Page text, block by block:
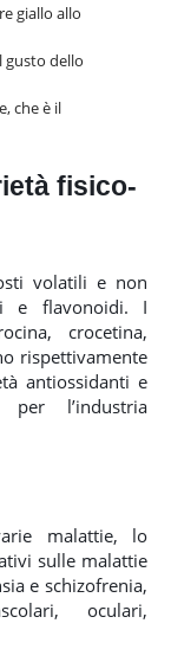
giallo allo
gusto dello
che è il
fisico-
volatili e non
e flavonoidi. I
crocetina,
rispettivamente
antiossidanti e
l’industria
malattie, lo
sulle malattie
e schizofrenia,
oculari,